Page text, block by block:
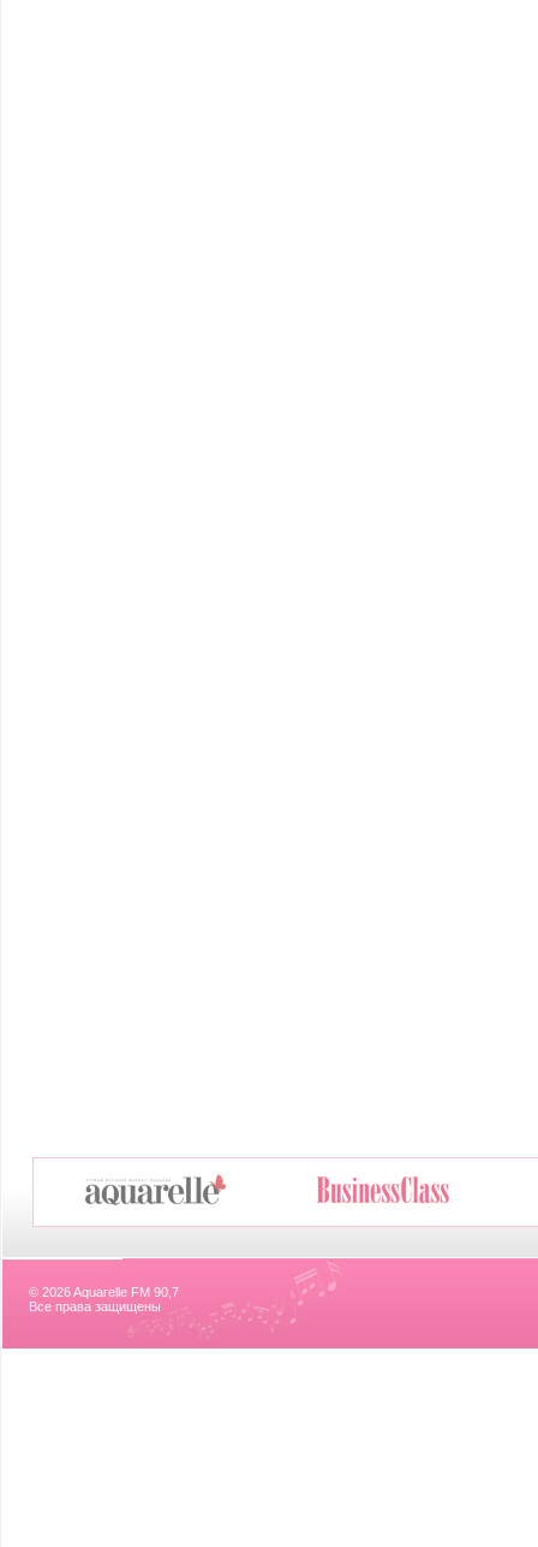
© 2026 Aquarelle FM 90,7
Все права защищены